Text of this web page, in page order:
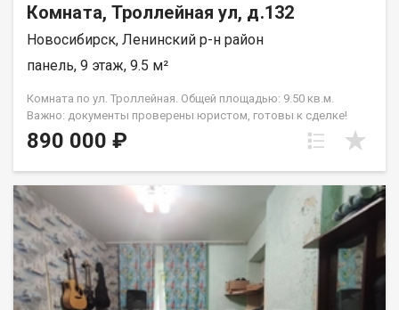
Комната, Троллейная ул, д.132
Новосибирск, Ленинский р-н район
панель, 9 этаж, 9.5 м²
Комната по ул. Троллейная. Общей площадью: 9.50 кв.м.
Важно: документы проверены юристом, готовы к сделке!
Предлагайте свою цену, готовы обсуждать! Продается
комната 9.5 кв.м, в четырёхкомнатной квартире. В хорошем
общего польлзования - в удовлетворительном состоянии.
Инфраструктура: в шаговой доступности детские сады,
школы, поликлиника. ТЦ Континент. Транспортная развязка: в
шаговой доступности остановки общественного транспорта.
Просмотр по договоренности. Рядом с объектом находятся:1
школа,3 детских сада,10 продуктовых магазинов,1
спортивное учреждение,1 лицей. Возможен обмен на вашу
недвижимость. Возможна продажа в рассрочку. При звонке,
890 000 ₽